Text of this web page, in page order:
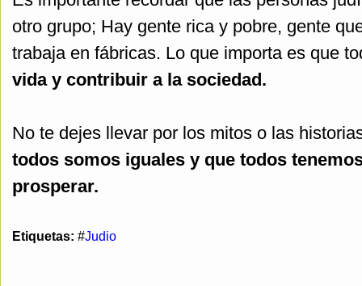
otro grupo; Hay gente rica y pobre, gente
trabaja en fábricas. Lo que importa es que
vida y contribuir a la sociedad.
No te dejes llevar por los mitos o las
todos somos iguales y que todos
prosperar.
Etiquetas: #Judio